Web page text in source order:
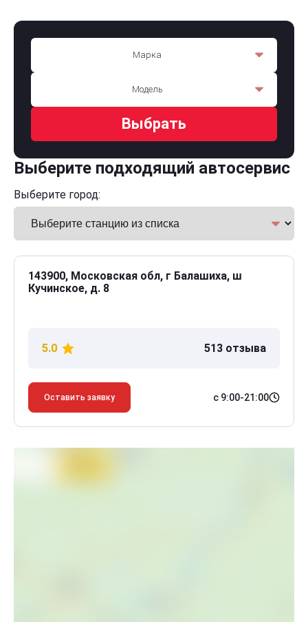
Марка
Модель
Выбрать
Выберите подходящий автосервис
Выберите город:
143900, Московская обл, г Балашиха, ш
Кучинское, д. 8
5.0 513 отзыва
Оставить заявку с 9:00-21:00